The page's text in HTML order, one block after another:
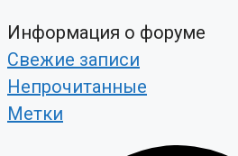
Информация о форуме
Свежие записи
Непрочитанные
Метки